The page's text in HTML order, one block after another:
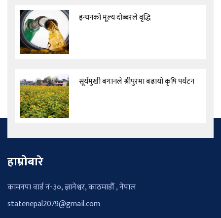
इन्धनको मूल्य दोब्बरले वृद्धि
सूर्यमुखी बगानले श्रीपुरमा बढायो कृषि पर्यटन
हाम्रोबारे
कामनपा वार्ड नं-३०, ज्ञानेश्वर, काठमाडौँ , नेपाल
statenepal2079@gmail.com